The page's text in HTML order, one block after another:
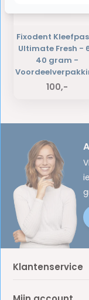
Fixodent
Ultimate Fresh -
40 gram -
100,-
Klantenservice